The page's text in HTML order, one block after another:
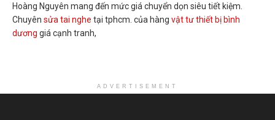
Hoàng Nguyên mang đến mức giá chuyển dọn siêu tiết kiệm.
Chuyên sửa tai nghe tại tphcm. của hàng vật tư thiết bị bình
dương giá cạnh tranh,
ADVERTISEMENT